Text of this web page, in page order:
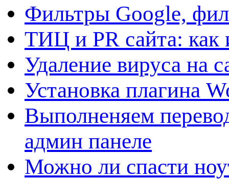
Фильтры Google,
ТИЦ и PR сайта: как
Удаление вируса на
Установка плагина
Выполненяем
админ панеле
Можно ли спасти